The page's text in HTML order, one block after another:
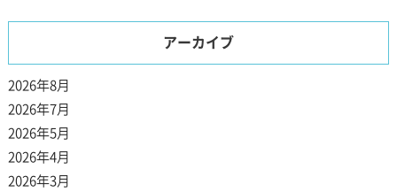
アーカイブ
2026年8月
2026年7月
2026年5月
2026年4月
2026年3月